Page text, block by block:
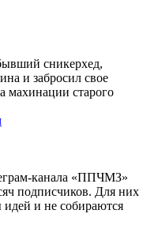
сникерхед,
и забросил свое
махинации старого
канала «ППЧМЗ»
подписчиков. Для них
идей и не собираются